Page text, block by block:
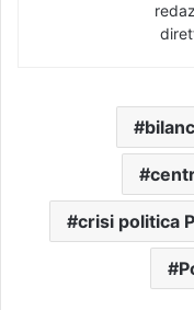
crisi politica